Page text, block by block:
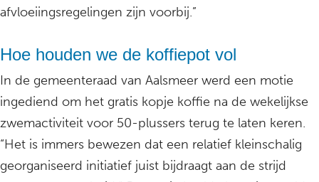
afvloeiingsregelingen zijn voorbij.”
Hoe houden we de koffiepot vol
In de gemeenteraad van Aalsmeer werd een motie
ingediend om het gratis kopje koffie na de wekelijkse
zwemactiviteit voor 50-plussers terug te laten keren.
“Het is immers bewezen dat een relatief kleinschalig
georganiseerd initiatief juist bijdraagt aan de strijd